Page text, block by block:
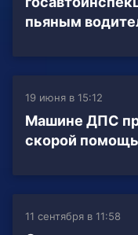
пьяным
19 июня в 15:12
Машине ДПС
скорой
11 сентября в 11:58